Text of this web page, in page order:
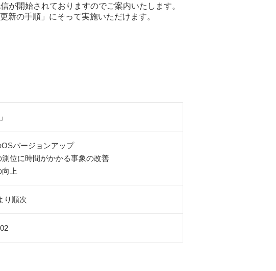
が開始されておりますのでご案内いたします。
新の手順」にそって実施いただけます。
OSバージョンアップ
測位に時間がかかる事象の改善
向上
り順次